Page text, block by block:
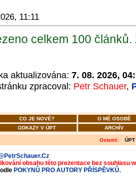
11:11
celkem 100
aktualizována: 7. 08. 2026,
zpracoval: Petr Schauer,
CO JE NOVÉ?
O MÉ OSOBĚ
ODKAZY V ÚPT ARCHÍV
Ostatní: ÚPT
obsahu této prezentace bez souhlasu
POKYNŮ PRO AUTORY PŘÍSPĚVKŮ.